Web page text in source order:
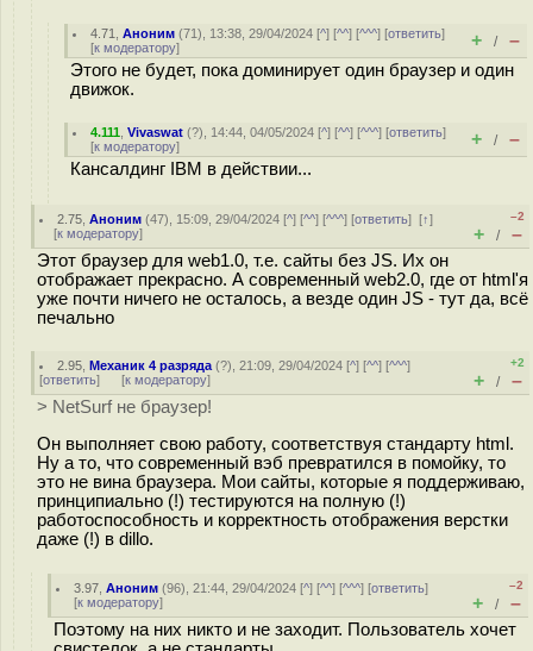
4.71 ,Аноним (71), 13:38, 29/04/2024 [^] [^^] [^^^] [ответить]
[к модератору] + / –
Этого не будет, пока доминирует один браузер и один
движок.
4.111 ,Vivaswat (?), 14:44, 04/05/2024 [^] [^^] [^^^] [ответить]
[к модератору] + / –
Кансалдинг IBM в действии...
2.75 ,Аноним (47), 15:09, 29/04/2024 [^] [^^] [^^^] [ответить][↑]
[к модератору]
–2
+ / –
Этот браузер для web1.0, т.е. сайты без JS. Их он
отображает прекрасно. А современный web2.0, где от html'я
уже почти ничего не осталось, а везде один JS - тут да, всё
печально
2.95 ,Механик 4 разряда (?), 21:09, 29/04/2024 [^] [^^] [^^^]
[ответить] [к модератору]
+2
+ / –
> NetSurf не браузер!
Он выполняет свою работу, соответствуя стандарту html.
Ну а то, что современный вэб превратился в помойку, то
это не вина браузера. Мои сайты, которые я поддерживаю,
принципиально (!) тестируются на полную (!)
работоспособность и корректность отображения верстки
даже (!) в dillo.
3.97 ,Аноним (96), 21:44, 29/04/2024 [^] [^^] [^^^] [ответить]
[к модератору]
–2
+ / –
Поэтому на них никто и не заходит. Пользователь хочет